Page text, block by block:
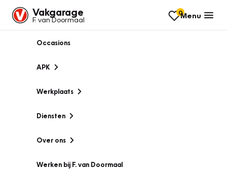
Vakgarage
F. van Doormaal
0Menu
Occasions
APK
Werkplaats
Diensten
Over ons
Werken bij F. van Doormaal